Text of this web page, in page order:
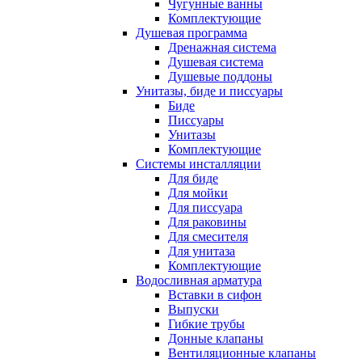
Чугунные ванны
Комплектующие
Душевая программа
Дренажная система
Душевая система
Душевые поддоны
Унитазы, биде и писсуары
Биде
Писсуары
Унитазы
Комплектующие
Системы инсталляции
Для биде
Для мойки
Для писсуара
Для раковины
Для смесителя
Для унитаза
Комплектующие
Водосливная арматура
Вставки в сифон
Выпуски
Гибкие трубы
Донные клапаны
Вентиляционные клапаны